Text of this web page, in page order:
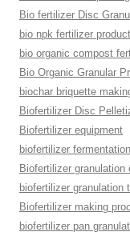
Bio fertilizer Disc
bio npk fertilizer
bio organic compost
Bio Organic Granular
biochar briquette
Biofertilizer Disc
Biofertilizer equipment
biofertilizer
Biofertilizer granulation
biofertilizer granulation
Biofertilizer making
biofertilizer pan